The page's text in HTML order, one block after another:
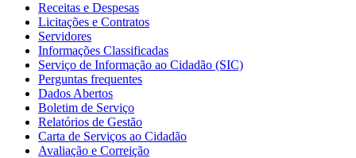
Receitas e Despesas
Licitações e Contratos
Servidores
Informações Classificadas
Serviço de Informação ao Cidadão (SIC)
Perguntas frequentes
Dados Abertos
Boletim de Serviço
Relatórios de Gestão
Carta de Serviços ao Cidadão
Avaliação e Correição